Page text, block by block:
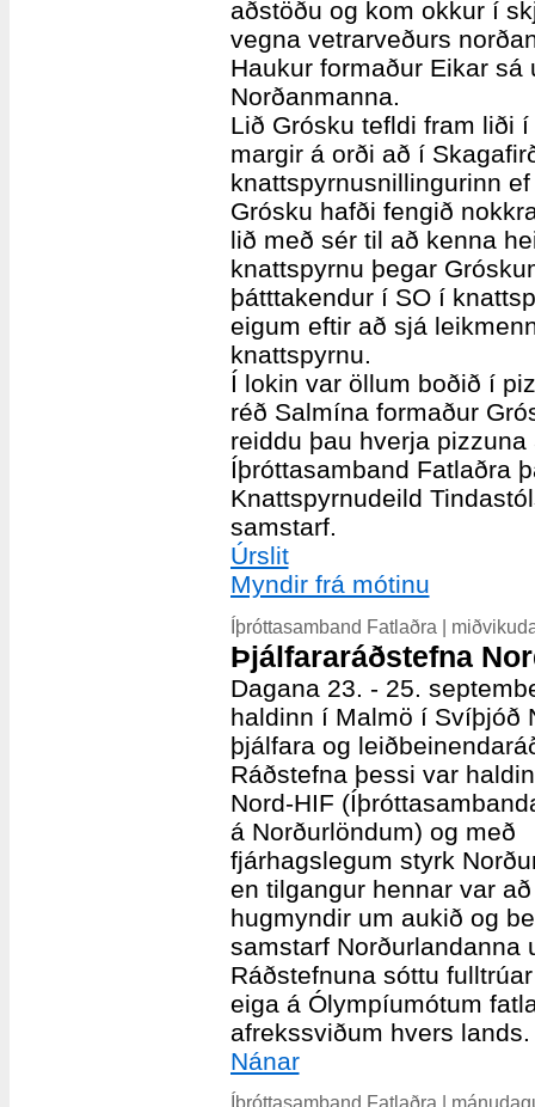
aðstöðu og kom okkur í
vegna vetrarveðurs
Haukur formaður Eikar
Norðanmanna.
Lið Grósku tefldi fram liði
margir á orði að í
knattspyrnusnillingurinn
Grósku hafði fengið
lið með sér til að kenna
knattspyrnu þegar
þátttakendur í SO í
eigum eftir að sjá
knattspyrnu.
Í lokin var öllum boðið í
réð Salmína formaður
reiddu þau hverja
Íþróttasamband Fatlaðra
Knattspyrnudeild
samstarf.
Úrslit
Myndir frá mótinu
Íþróttasamband Fatlaðra |
Þjálfararáðstefna
Dagana 23. - 25.
haldinn í Malmö í Svíþjóð
þjálfara og
Ráðstefna þessi var
Nord-HIF
á Norðurlöndum) og með
fjárhagslegum styrk
en tilgangur hennar var
hugmyndir um aukið og
samstarf Norðurlandanna
Ráðstefnuna sóttu
eiga á Ólympíumótum
afrekssviðum hvers lands.
Nánar
Íþróttasamband Fatlaðra |